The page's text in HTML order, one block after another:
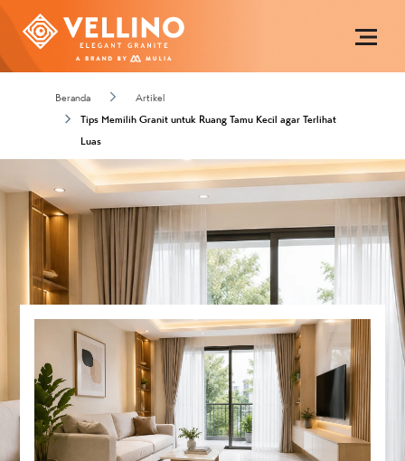
Beranda
Artikel
Tips Memilih Granit untuk Ruang Tamu Kecil agar Terlihat
Luas